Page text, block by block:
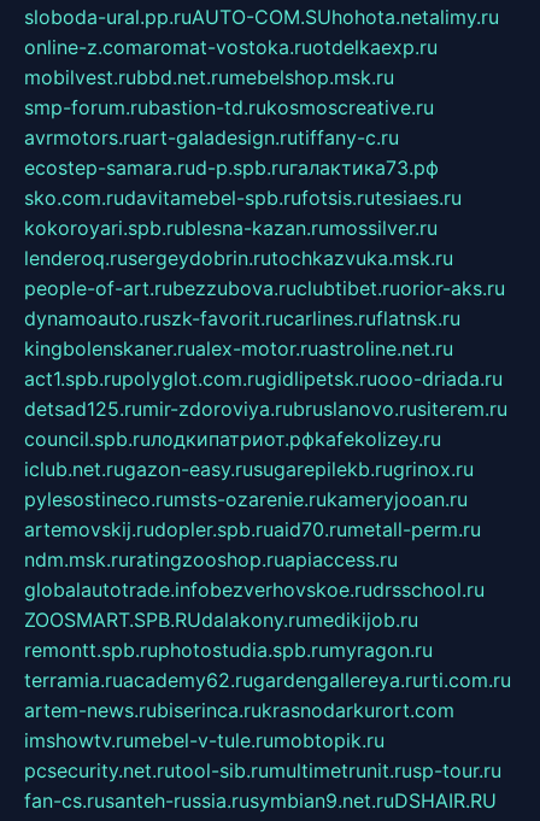
sloboda-ural.pp.ruAUTO-COM.SUhohota.netalimy.ru
online-z.comaromat-vostoka.ruotdelkaexp.ru
mobilvest.rubbd.net.rumebelshop.msk.ru
smp-forum.rubastion-td.rukosmoscreative.ru
avrmotors.ruart-galadesign.rutiffany-c.ru
ecostep-samara.rud-p.spb.ruгалактика73.рф
sko.com.rudavitamebel-spb.rufotsis.rutesiaes.ru
kokoroyari.spb.rublesna-kazan.rumossilver.ru
lenderoq.rusergeydobrin.rutochkazvuka.msk.ru
people-of-art.rubezzubova.ruclubtibet.ruorior-aks.ru
dynamoauto.ruszk-favorit.rucarlines.ruflatnsk.ru
kingbolenskaner.rualex-motor.ruastroline.net.ru
act1.spb.rupolyglot.com.rugidlipetsk.ruooo-driada.ru
detsad125.rumir-zdoroviya.rubruslanovo.rusiterem.ru
council.spb.ruлодкипатриот.рфkafekolizey.ru
iclub.net.rugazon-easy.rusugarepilekb.rugrinox.ru
pylesostineco.rumsts-ozarenie.rukameryjooan.ru
artemovskij.rudopler.spb.ruaid70.rumetall-perm.ru
ndm.msk.ruratingzooshop.ruapiaccess.ru
globalautotrade.infobezverhovskoe.rudrsschool.ru
ZOOSMART.SPB.RUdalakony.rumedikijob.ru
remontt.spb.ruphotostudia.spb.rumyragon.ru
terramia.ruacademy62.rugardengallereya.rurti.com.ru
artem-news.rubiserinca.rukrasnodarkurort.com
imshowtv.rumebel-v-tule.rumobtopik.ru
pcsecurity.net.rutool-sib.rumultimetrunit.rusp-tour.ru
fan-cs.rusanteh-russia.rusymbian9.net.ruDSHAIR.RU